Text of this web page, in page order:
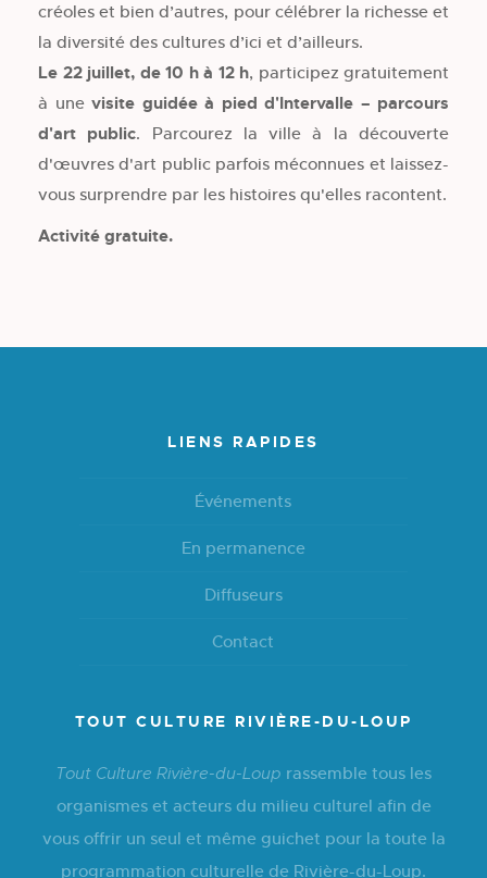
créoles et bien d’autres, pour célébrer la richesse et
la diversité des cultures d’ici et d’ailleurs.
Le 22 juillet, de 10 h à 12 h, participez gratuitement
à une visite guidée à pied d'Intervalle – parcours
d'art public. Parcourez la ville à la découverte
d'œuvres d'art public parfois méconnues et laissez-
vous surprendre par les histoires qu'elles racontent.
Activité gratuite.
LIENS RAPIDES
Événements
En permanence
Diffuseurs
Contact
TOUT CULTURE RIVIÈRE-DU-LOUP
Tout Culture Rivière-du-Loup rassemble tous les
organismes et acteurs du milieu culturel afin de
vous offrir un seul et même guichet pour la toute la
programmation culturelle de Rivière-du-Loup.